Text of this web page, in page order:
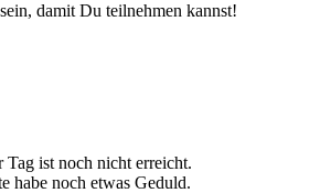
damit Du teilnehmen kannst!
Tag ist noch nicht erreicht.
habe noch etwas Geduld.